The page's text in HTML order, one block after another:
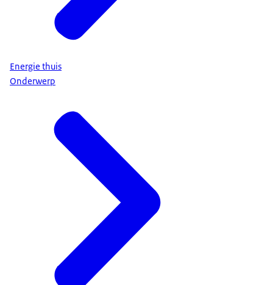
Energie thuis
Onderwerp